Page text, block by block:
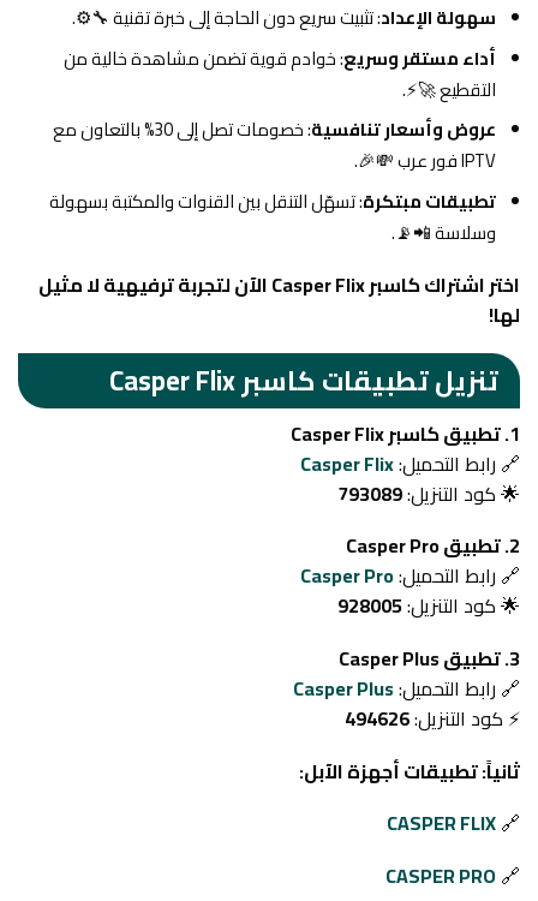
سهولة الإعداد: تثبيت سريع دون الحاجة إلى خبرة تقنية 🔧⚙️.
أداء مستقر وسريع: خوادم قوية تضمن مشاهدة خالية من
التقطيع 🚀⚡.
عروض وأسعار تنافسية
: خصومات تصل إلى 30% بالتعاون مع
IPTV فور عرب 💸🎉.
تطبيقات مبتكرة: تسهّل التنقل بين القنوات والمكتبة بسهولة
وسلاسة 📲📡.
اختر اشتراك كاسبر Casper Flix الآن لتجربة ترفيهية لا مثيل
لها!
تنزيل تطبيقات كاسبر Casper Flix
1. تطبيق كاسبر Casper Flix
🔗 رابط التحميل:Casper Flix
🌟 كود التنزيل:793089
2. تطبيق Casper Pro
🔗 رابط التحميل:Casper Pro
🌟 كود التنزيل:928005
3. تطبيق Casper Plus
🔗 رابط التحميل:Casper Plus
⚡ كود التنزيل:494626
ثانياً: تطبيقات أجهزة الآبل:
🔗
CASPER FLIX
🔗
CASPER PRO